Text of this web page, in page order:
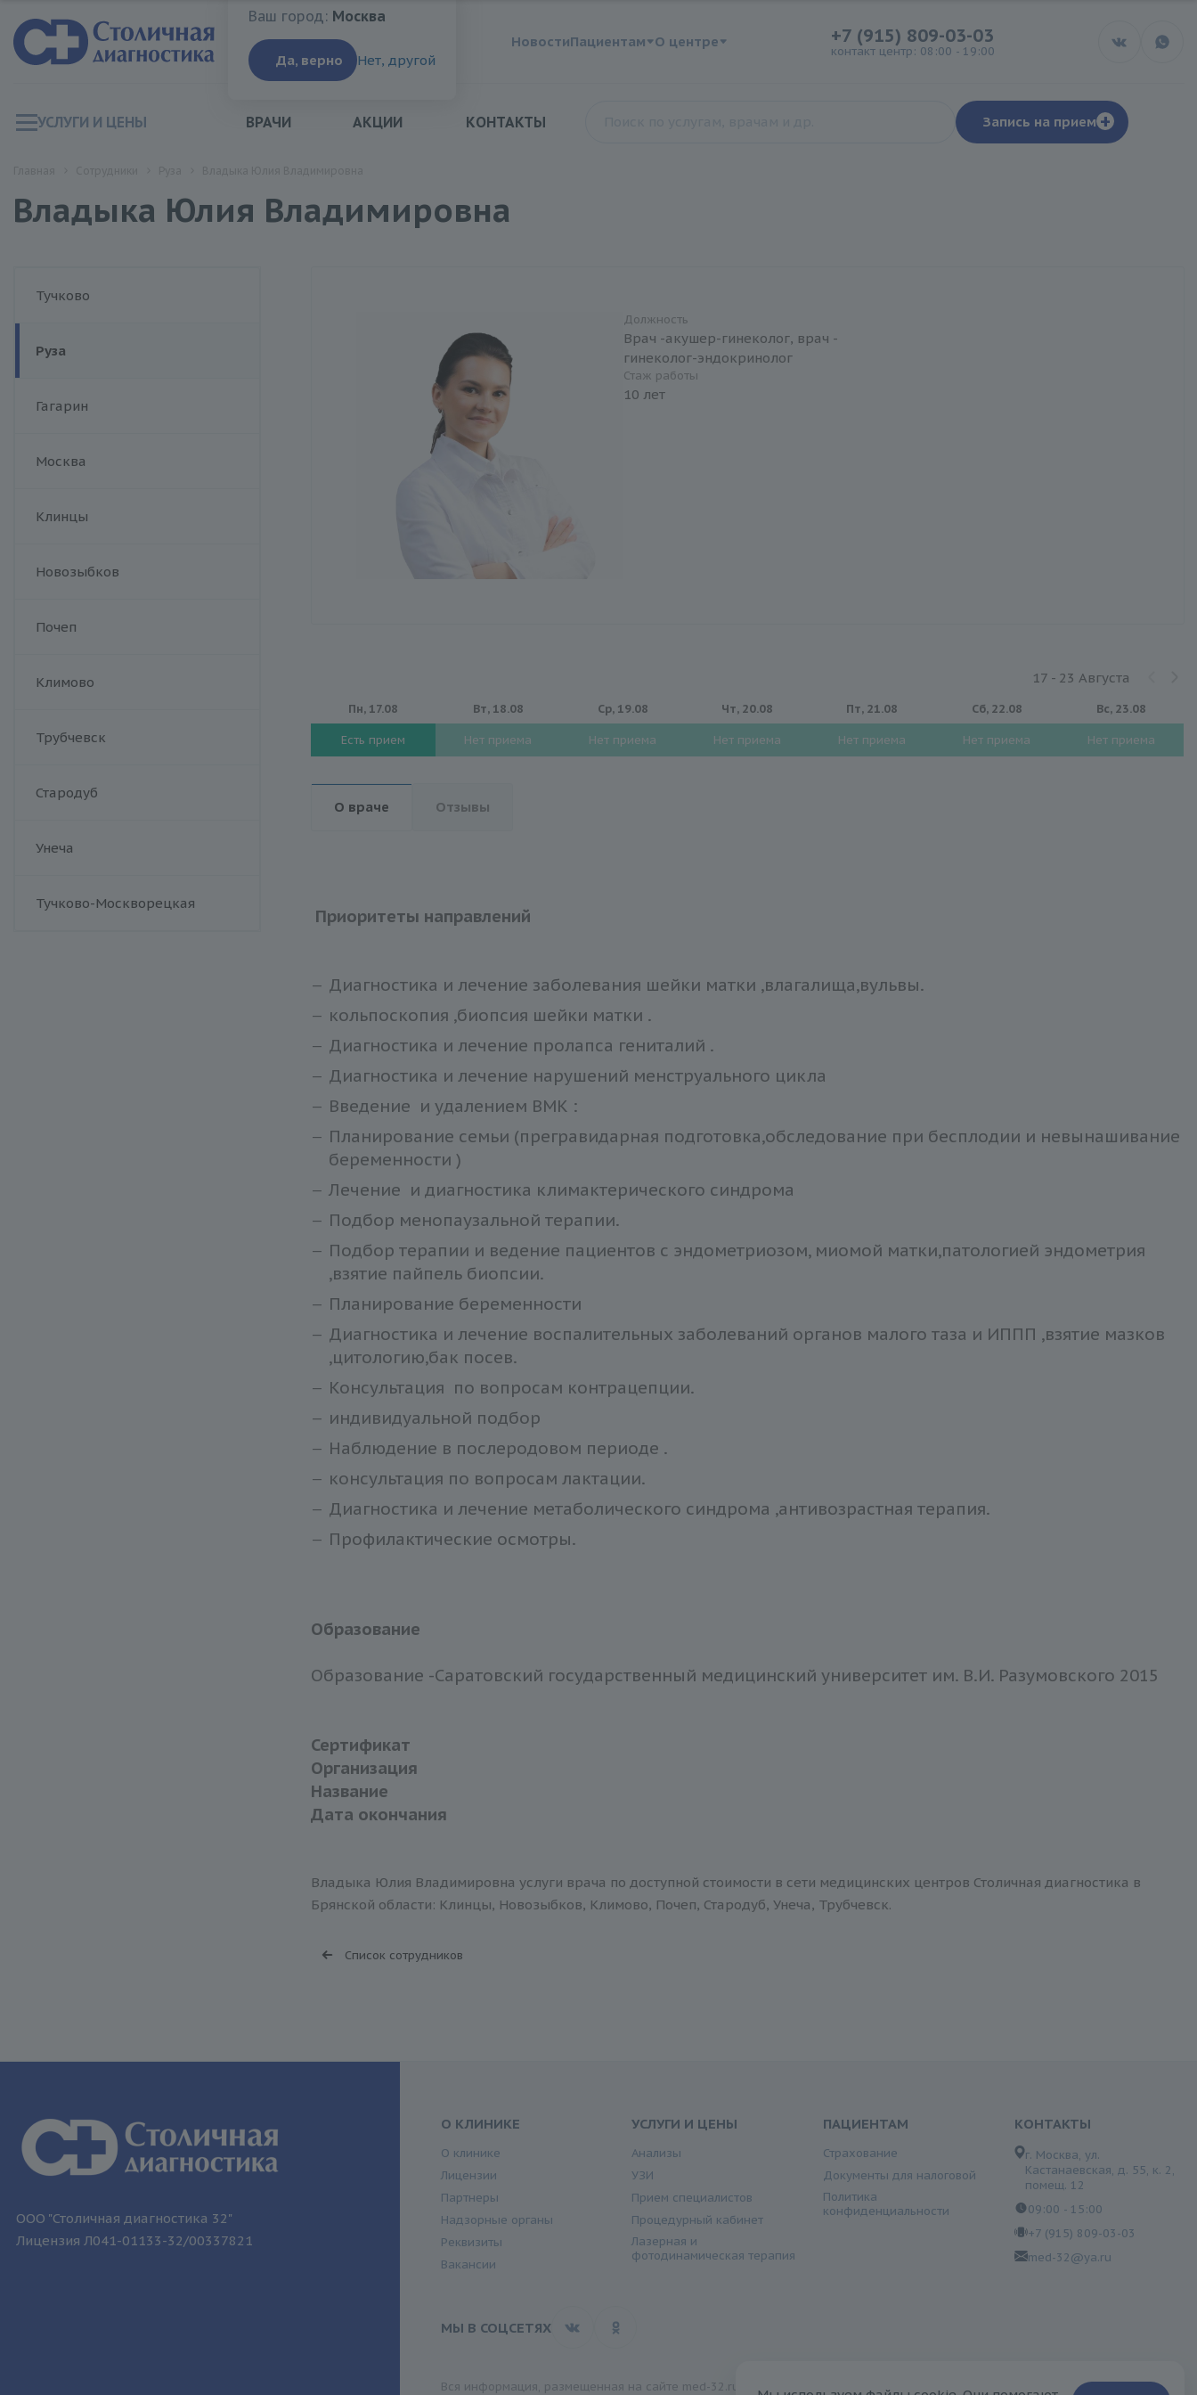
Ваш город:Москва
Ваш город: Москва
Да, верно Нет, другой
НовостиПациентам О центре +7 (915) 809-03-03
контакт центр: 08:00 - 19:00
УСЛУГИ И ЦЕНЫ ВРАЧИ АКЦИИ КОНТАКТЫ Запись на прием +
Владыка Юлия Владимировна
Тучково
Руза
Гагарин
Москва
Клинцы
Новозыбков
Почеп
Климово
Трубчевск
Стародуб
Унеча
Тучково-Москворецкая
Должность
Врач -акушер-гинеколог, врач -
гинеколог-эндокринолог
Стаж работы
10 лет
17 - 23 Августа
Пн, 17.08
Есть прием
Вт, 18.08
Нет приема
Ср, 19.08
Нет приема
Чт, 20.08
Нет приема
Пт, 21.08
Нет приема
Сб, 22.08
Нет приема
Вс, 23.08
Нет приема
О враче Отзывы
Приоритеты направлений
Диагностика и лечение заболевания шейки матки ,влагалища,вульвы.
кольпоскопия ,биопсия шейки матки .
Диагностика и лечение пролапса гениталий .
Диагностика и лечение нарушений менструального цикла
Введение и удалением ВМК :
Планирование семьи (прегравидарная подготовка,обследование при бесплодии и невынашивание
беременности )
Лечение и диагностика климактерического синдрома
Подбор менопаузальной терапии.
Подбор терапии и ведение пациентов с эндометриозом, миомой матки,патологией эндометрия
,взятие пайпель биопсии.
Планирование беременности
Диагностика и лечение воспалительных заболеваний органов малого таза и ИППП ,взятие мазков
,цитологию,бак посев.
Консультация по вопросам контрацепции.
индивидуальной подбор
Наблюдение в послеродовом периоде .
консультация по вопросам лактации.
Диагностика и лечение метаболического синдрома ,антивозрастная терапия.
Профилактические осмотры.
Образование
Образование -Саратовский государственный медицинский университет им. В.И. Разумовского 2015
Сертификат
Организация
Название
Дата окончания
Владыка Юлия Владимировна услуги врача по доступной стоимости в сети медицинских центров Столичная диагностика в
Брянской области: Клинцы, Новозыбков, Климово, Почеп, Стародуб, Унеча, Трубчевск.
Список сотрудников
ООО "Столичная диагностика 32"
Лицензия Л041-01133-32/00337821
О КЛИНИКЕ
О клинике
Лицензии
Партнеры
Надзорные органы
Реквизиты
Вакансии
УСЛУГИ И ЦЕНЫ
Анализы
УЗИ
Прием специалистов
Процедурный кабинет
Лазерная и
фотодинамическая терапия
ПАЦИЕНТАМ
Страхование
Документы для налоговой
Политика
конфиденциальности
КОНТАКТЫ
г. Москва, ул.
Кастанаевская, д. 55, к. 2,
помещ. 12
09:00 - 15:00
+7 (915) 809-03-03
med-32@ya.ru
МЫ В СОЦСЕТЯХ
Вся информация, размещенная на сайте med-32.ru, носит исключительно ознакомительный характер и не может быть